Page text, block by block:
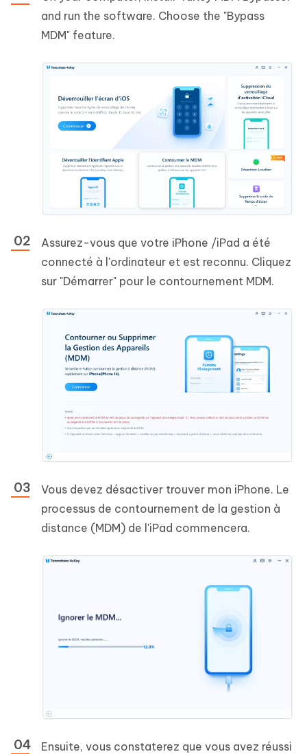
and run the software. Choose the "Bypass
MDM" feature.
Assurez-vous que votre iPhone /iPad a été
connecté à l'ordinateur et est reconnu. Cliquez
sur "Démarrer" pour le contournement MDM.
Vous devez désactiver trouver mon iPhone. Le
processus de contournement de la gestion à
distance (MDM) de l'iPad commencera.
Ensuite, vous constaterez que vous avez réussi